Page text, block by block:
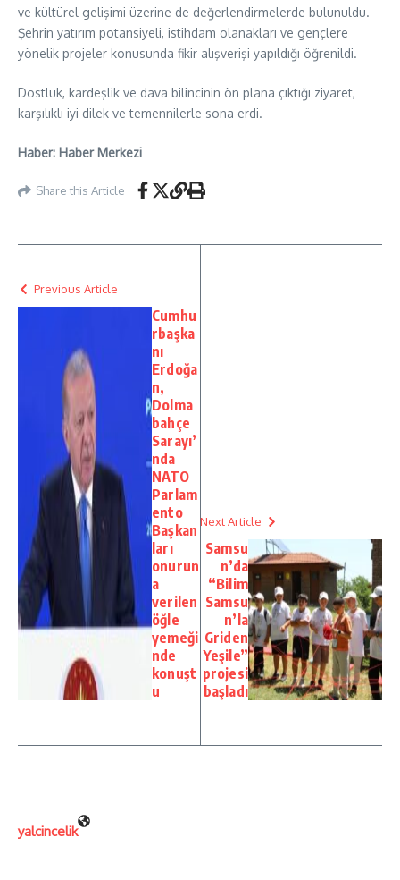
ve kültürel gelişimi üzerine de değerlendirmelerde bulunuldu.
Şehrin yatırım potansiyeli, istihdam olanakları ve gençlere
yönelik projeler konusunda fikir alışverişi yapıldığı öğrenildi.
Dostluk, kardeşlik ve dava bilincinin ön plana çıktığı ziyaret,
karşılıklı iyi dilek ve temennilerle sona erdi.
Haber: Haber Merkezi
Share this Article
Previous Article
Cumhu
rbaşka
nı
Erdoğa
n,
Dolma
bahçe
Sarayı’
nda
NATO
Parlam
ento
Başkan
ları
onurun
a
verilen
öğle
yemeği
nde
konuşt
u
Next Article
Samsu
n’da
“Bilim
Samsu
n’la
Griden
Yeşile”
projesi
başladı
yalcincelik